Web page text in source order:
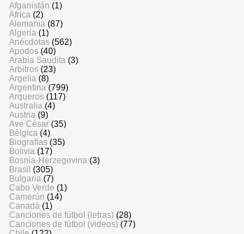
Afganistán (1)
Africa (2)
Alemania (87)
Algeria (1)
Anécdotas (562)
Apodos (40)
Arabia Saudita (3)
Arbitros (23)
Argelia (8)
Argentina (799)
Arqueros (117)
Australia (4)
Austria (9)
Ave César (35)
Bélgica (4)
Biografías (35)
Bolivia (17)
Bosnia-Herzegovina (3)
Brasil (305)
Bulgaria (7)
Cabo Verde (1)
Camerún (14)
Canadá (1)
Canciones de fútbol (letras) (28)
Canciones de fútbol (videos) (77)